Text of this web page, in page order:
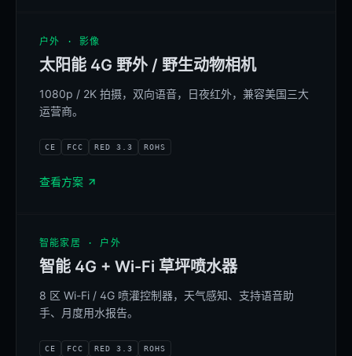
户外 · 影像
太阳能 4G 野外 / 野生动物相机
1080p / 2K 拍摄，双向语音，日夜红外，兼容美国三大
运营商。
CE FCC RED 3.3 ROHS
查看方案
智能家居 · 户外
智能 4G + Wi-Fi 草坪喷水器
8 区 Wi-Fi / 4G 喷灌控制器，天气感知、支持语音助
手、月度用水报告。
CE FCC RED 3.3 ROHS